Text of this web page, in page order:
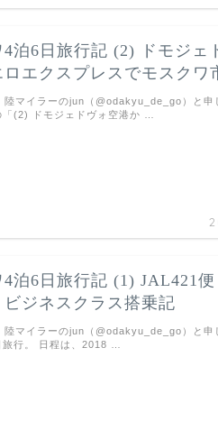
4泊6日旅行記 (2) ドモジェ
ロエクスプレスでモスクワ
陸マイラーのjun（@odakyu_de_go）と申
「(2) ドモジェドヴォ空港か …
4泊6日旅行記 (1) JAL421
ビジネスクラス搭乗記
陸マイラーのjun（@odakyu_de_go）と申
旅行。 日程は、2018 …